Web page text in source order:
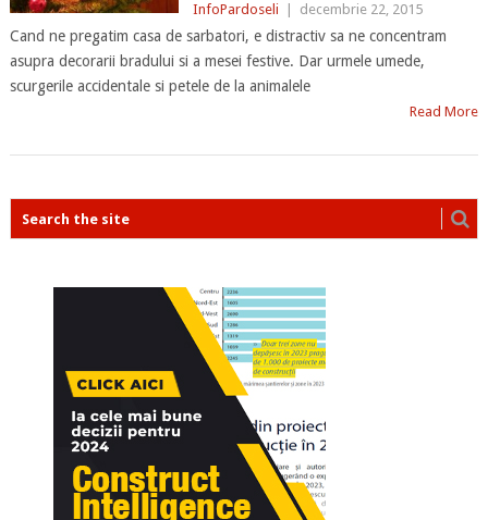
InfoPardoseli decembrie 22, 2015
Cand ne pregatim casa de sarbatori, e distractiv sa ne concentram
asupra decorarii bradului si a mesei festive. Dar urmele umede,
scurgerile accidentale si petele de la animalele
Read More
POSTS
NAVIGATION